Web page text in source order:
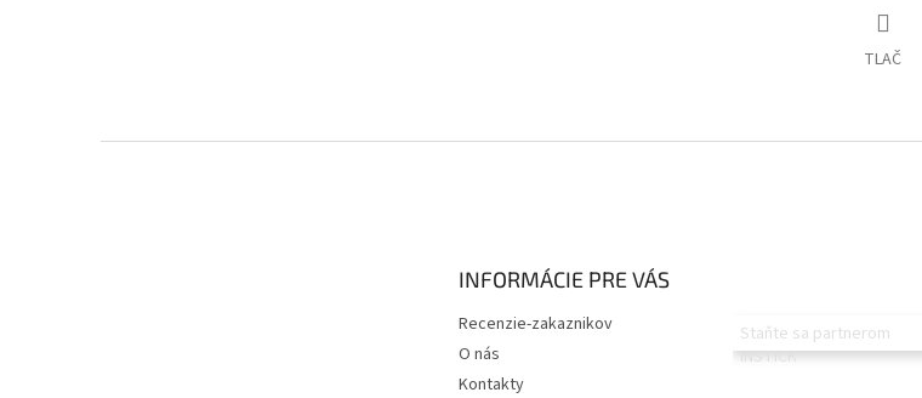
TLAČ
INFORMÁCIE PRE VÁS
Recenzie-zakaznikov
O nás
Kontakty
Staňte sa partnerom
INSTICK